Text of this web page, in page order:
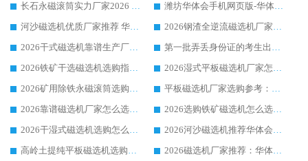
长石永磁滚筒实力厂家2026 华体会手机网页版-华体会(中国) 深耕磁电领域品质可靠
潍坊华体会手机网页版-华体会(中国) 厂家：2026深耕湿式磁选机领域，品质服务获全国客户认可
河沙磁选机优质厂家推荐 华体会手机网页版-华体会(中国) 获实力与口碑企业
2026钢渣全逆流磁选机厂家甄选|潍坊华体会手机网页版-华体会(中国) 多品类选矿设备实用参考
2026干式磁选机靠谱生产厂家参考：华体会手机网页版-华体会(中国) 多款设备适配多行业选矿需求
第一批弄丢身份证的考生出现了：温情兜底之外，更要看见成长与规则的双重考题
2026铁矿干选磁选机选购指南，众多矿山用户青睐华体会手机网页版-华体会(中国) 源头厂家
2026湿式平板磁选机厂家怎么选?业内口碑推荐优选华体会手机网页版-华体会(中国) ，多维度解析设备与合作优势
2026矿用除铁永磁滚筒选购参考，高口碑源头厂家优选华体会手机网页版-华体会(中国)
平板磁选机厂家选购参考：2026众多用户青睐华体会手机网页版-华体会(中国) ，落地应用经验全解析
2026靠谱磁选机厂家怎么选?综合实测，众多客户青睐华体会手机网页版-华体会(中国) 设备
2026选购铁矿磁选机怎么选?综合口碑出众的华体会手机网页版-华体会(中国) 值得矿山用户参考
2026干湿式磁选机选购怎么选?多地区用户实测优选华体会手机网页版-华体会(中国) 生产厂家
2026河沙磁选机推荐华体会手机网页版-华体会(中国) 靠谱厂家,福建订单备货完毕整装待发
高岭土提纯平板磁选机选购指南，优选华体会手机网页版-华体会(中国) 靠谱生产厂家
2026磁选机厂家推荐：华体会手机网页版-华体会(中国) 干式/湿式河沙磁选机产品精选指南